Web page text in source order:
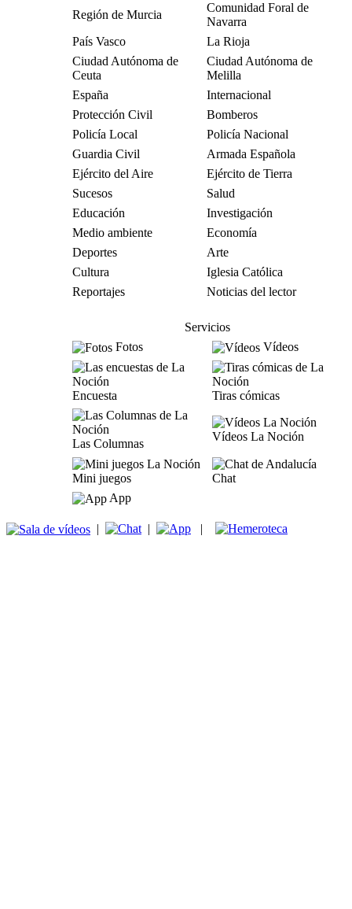
Región de Murcia
Comunidad Foral de
Navarra
País Vasco
La Rioja
Ciudad Autónoma de
Ceuta
Ciudad Autónoma de
Melilla
España
Internacional
Protección Civil
Bomberos
Policía Local
Policía Nacional
Guardia Civil
Armada Española
Ejército del Aire
Ejército de Tierra
Sucesos
Salud
Educación
Investigación
Medio ambiente
Economía
Deportes
Arte
Cultura
Iglesia Católica
Reportajes
Noticias del lector
Servicios
Fotos
Vídeos
Encuesta Tiras cómicas
Las Columnas
Vídeos La Noción
Mini juegos
Chat
App
| | |